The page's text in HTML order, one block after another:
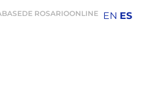
SEDE ROSARIOONLINE EN ES